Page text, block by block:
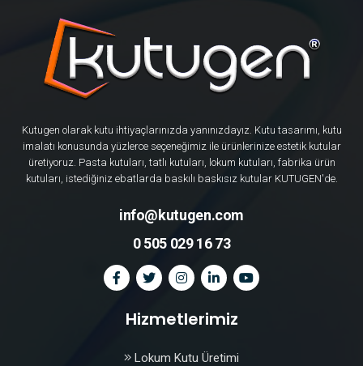
Kutugen olarak kutu ihtiyaçlarınızda yanınızdayız. Kutu tasarımı, kutu
imalatı konusunda yüzlerce seçeneğimiz ile ürünlerinize estetik kutular
üretiyoruz. Pasta kutuları, tatlı kutuları, lokum kutuları, fabrika ürün
kutuları, istediğiniz ebatlarda baskılı baskısız kutular KUTUGEN'de.
info@kutugen.com
0 505 029 16 73
Hizmetlerimiz
Lokum Kutu Üretimi